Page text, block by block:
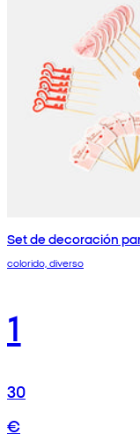
Set de decoración
colorido, diverso
1
30
€